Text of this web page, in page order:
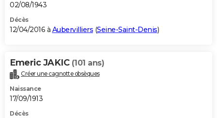
02/08/1943
Décès
12/04/2016 à Aubervilliers (Seine-Saint-Denis)
Emeric JAKIC (101 ans)
Créer une cagnotte obsèques
Naissance
17/09/1913
Décès